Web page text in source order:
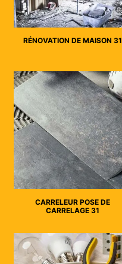
RÉNOVATION DE MAISON 31
CARRELEUR POSE DE
CARRELAGE 31